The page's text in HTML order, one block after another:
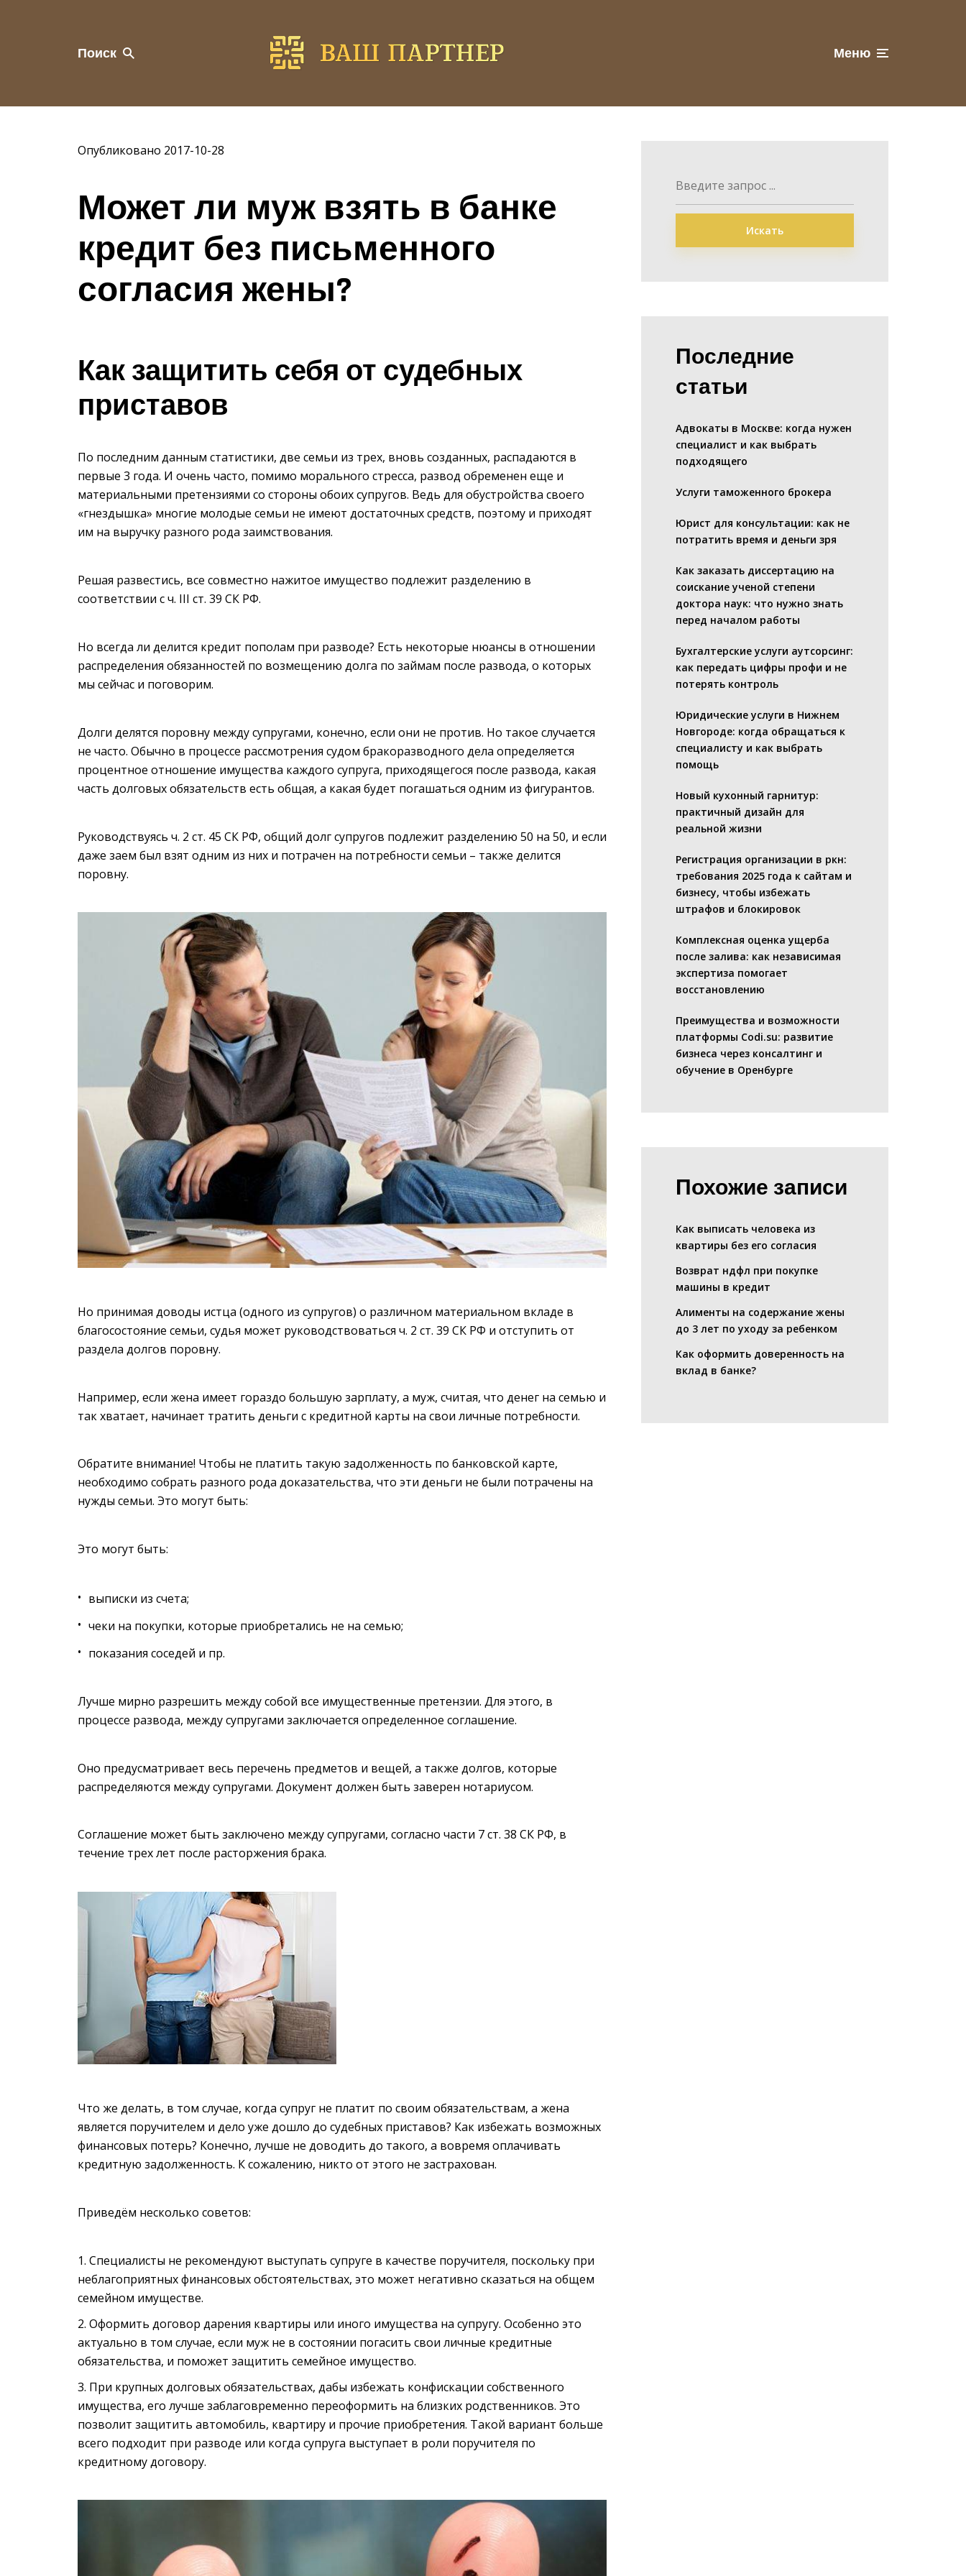
Поиск Меню
Опубликовано 2017-10-28
Может ли муж взять в банке
кредит без письменного
согласия жены?
Как защитить себя от судебных
приставов
По последним данным статистики, две семьи из трех, вновь созданных, распадаются в
первые 3 года. И очень часто, помимо морального стресса, развод обременен еще и
материальными претензиями со стороны обоих супругов. Ведь для обустройства своего
«гнездышка» многие молодые семьи не имеют достаточных средств, поэтому и приходят
им на выручку разного рода заимствования.
Решая развестись, все совместно нажитое имущество подлежит разделению в
соответствии с ч. III cт. 39 СК РФ.
Но всегда ли делится кредит пополам при разводе? Есть некоторые нюансы в отношении
распределения обязанностей по возмещению долга по займам после развода, о которых
мы сейчас и поговорим.
Долги делятся поровну между супругами, конечно, если они не против. Но такое случается
не часто. Обычно в процессе рассмотрения судом бракоразводного дела определяется
процентное отношение имущества каждого супруга, приходящегося после развода, какая
часть долговых обязательств есть общая, а какая будет погашаться одним из фигурантов.
Руководствуясь ч. 2 ст. 45 СК РФ, общий долг супругов подлежит разделению 50 на 50, и если
даже заем был взят одним из них и потрачен на потребности семьи – также делится
поровну.
Но принимая доводы истца (одного из супругов) о различном материальном вкладе в
благосостояние семьи, судья может руководствоваться ч. 2 ст. 39 СК РФ и отступить от
раздела долгов поровну.
Например, если жена имеет гораздо большую зарплату, а муж, считая, что денег на семью и
так хватает, начинает тратить деньги с кредитной карты на свои личные потребности.
Обратите внимание! Чтобы не платить такую задолженность по банковской карте,
необходимо собрать разного рода доказательства, что эти деньги не были потрачены на
нужды семьи. Это могут быть:
Это могут быть:
выписки из счета;
чеки на покупки, которые приобретались не на семью;
показания соседей и пр.
Лучше мирно разрешить между собой все имущественные претензии. Для этого, в
процессе развода, между супругами заключается определенное соглашение.
Оно предусматривает весь перечень предметов и вещей, а также долгов, которые
распределяются между супругами. Документ должен быть заверен нотариусом.
Соглашение может быть заключено между супругами, согласно части 7 ст. 38 СК РФ, в
течение трех лет после расторжения брака.
Что же делать, в том случае, когда супруг не платит по своим обязательствам, а жена
является поручителем и дело уже дошло до судебных приставов? Как избежать возможных
финансовых потерь? Конечно, лучше не доводить до такого, а вовремя оплачивать
кредитную задолженность. К сожалению, никто от этого не застрахован.
Приведём несколько советов:
Специалисты не рекомендуют выступать супруге в качестве поручителя, поскольку при
неблагоприятных финансовых обстоятельствах, это может негативно сказаться на общем
семейном имуществе.
Оформить договор дарения квартиры или иного имущества на супругу. Особенно это
актуально в том случае, если муж не в состоянии погасить свои личные кредитные
обязательства, и поможет защитить семейное имущество.
При крупных долговых обязательствах, дабы избежать конфискации собственного
имущества, его лучше заблаговременно переоформить на близких родственников. Это
позволит защитить автомобиль, квартиру и прочие приобретения. Такой вариант больше
всего подходит при разводе или когда супруга выступает в роли поручителя по
кредитному договору.
Искать
Последние
статьи
Адвокаты в Москве: когда нужен
специалист и как выбрать
подходящего
Услуги таможенного брокера
Юрист для консультации: как не
потратить время и деньги зря
Как заказать диссертацию на
соискание ученой степени
доктора наук: что нужно знать
перед началом работы
Бухгалтерские услуги аутсорсинг:
как передать цифры профи и не
потерять контроль
Юридические услуги в Нижнем
Новгороде: когда обращаться к
специалисту и как выбрать
помощь
Новый кухонный гарнитур:
практичный дизайн для
реальной жизни
Регистрация организации в ркн:
требования 2025 года к сайтам и
бизнесу, чтобы избежать
штрафов и блокировок
Комплексная оценка ущерба
после залива: как независимая
экспертиза помогает
восстановлению
Преимущества и возможности
платформы Codi.su: развитие
бизнеса через консалтинг и
обучение в Оренбурге
Похожие записи
Как выписать человека из
квартиры без его согласия
Возврат ндфл при покупке
машины в кредит
Алименты на содержание жены
до 3 лет по уходу за ребенком
Как оформить доверенность на
вклад в банке?